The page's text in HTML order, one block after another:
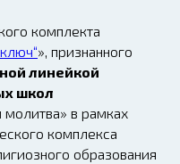
комплекта
», признанного
линейкой
школ
молитва» в рамках
комплекса
образования